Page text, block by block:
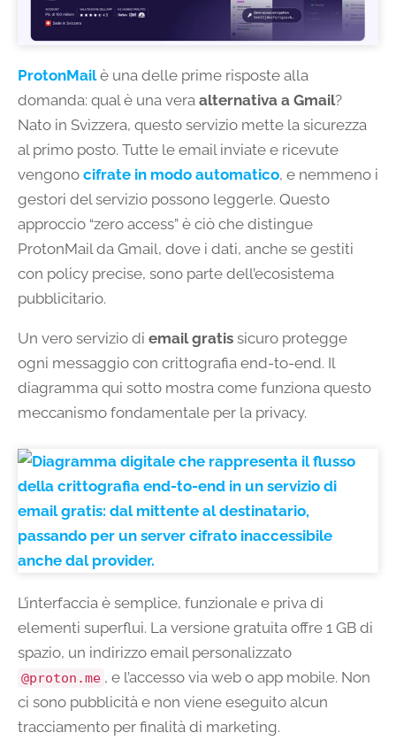
ProtonMailè una delle prime risposte alla
domanda: qual è una vera alternativa a Gmail?
Nato in Svizzera, questo servizio mette la sicurezza
al primo posto. Tutte le email inviate e ricevute
vengono cifrate in modo automatico, e nemmeno i
gestori del servizio possono leggerle. Questo
approccio “zero access” è ciò che distingue
ProtonMail da Gmail, dove i dati, anche se gestiti
con policy precise, sono parte dell’ecosistema
pubblicitario.
Un vero servizio di email gratis sicuro protegge
ogni messaggio con crittografia end-to-end. Il
diagramma qui sotto mostra come funziona questo
meccanismo fondamentale per la privacy.
L’interfaccia è semplice, funzionale e priva di
elementi superflui. La versione gratuita offre 1 GB di
spazio, un indirizzo email personalizzato
@proton.me , e l’accesso via web o app mobile. Non
ci sono pubblicità e non viene eseguito alcun
tracciamento per finalità di marketing.